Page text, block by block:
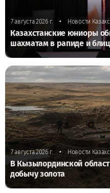
7 августа 2026 г. • Новости
Казахстанские юниоры
шахматам в рапиде и
7 августа 2026 г. • Новости
В Кызылординской
добычу золота